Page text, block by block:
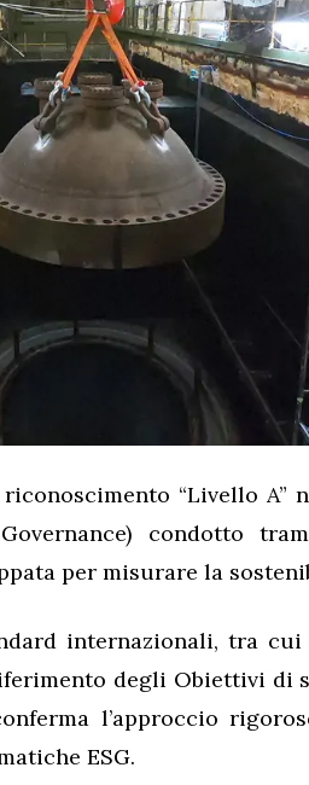
“Livello A”
condotto
per misurare la
internazionali, tra
degli Obiettivi di
l’approccio
ESG.